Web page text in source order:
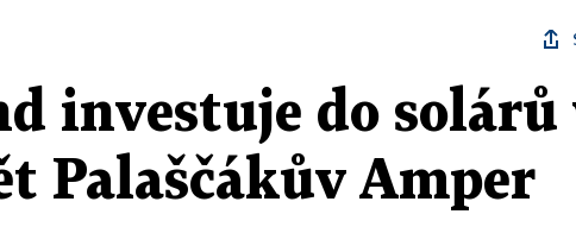
investuje do solárů
Palaščákův Amper